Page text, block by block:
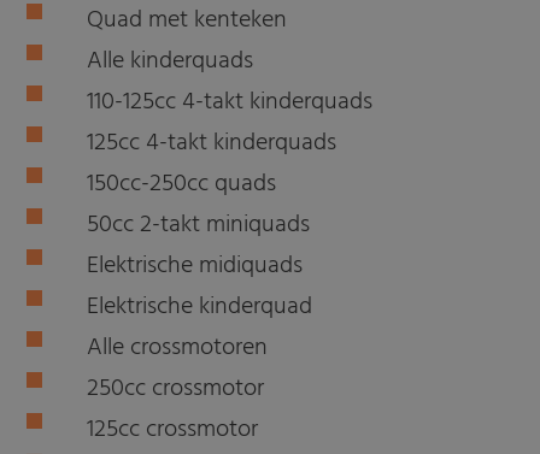
Quad met kenteken
Alle kinderquads
110-125cc 4-takt kinderquads
125cc 4-takt kinderquads
150cc-250cc quads
50cc 2-takt miniquads
Elektrische midiquads
Elektrische kinderquad
Alle crossmotoren
250cc crossmotor
125cc crossmotor